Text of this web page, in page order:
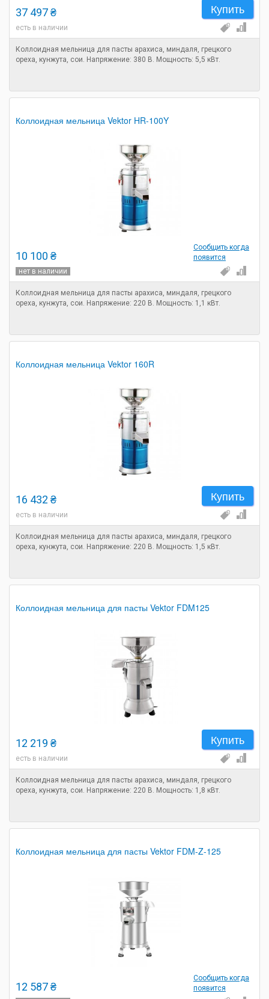
Купить
37 497 ₴
есть в наличии
Коллоидная мельница для пасты арахиса, миндаля, грецкого
ореха, кунжута, сои. Напряжение: 380 В. Мощность: 5,5 кВт.
Коллоидная мельница Vektor HR-100Y
Сообщить когда
появится
10 100 ₴
нет в наличии
Коллоидная мельница для пасты арахиса, миндаля, грецкого
ореха, кунжута, сои. Напряжение: 220 В. Мощность: 1,1 кВт.
Коллоидная мельница Vektor 160R
Купить
16 432 ₴
есть в наличии
Коллоидная мельница для пасты арахиса, миндаля, грецкого
ореха, кунжута, сои. Напряжение: 220 В. Мощность: 1,5 кВт.
Коллоидная мельница для пасты Vektor FDM125
Купить
12 219 ₴
есть в наличии
Коллоидная мельница для пасты арахиса, миндаля, грецкого
ореха, кунжута, сои. Напряжение: 220 В. Мощность: 1,8 кВт.
Коллоидная мельница для пасты Vektor FDM-Z-125
Сообщить когда
появится
12 587 ₴